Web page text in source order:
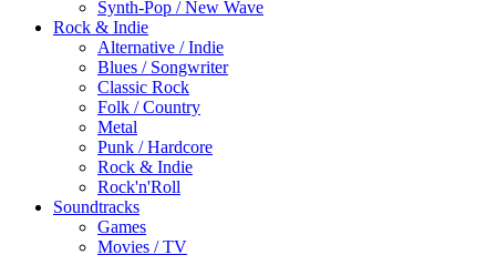
Synth-Pop / New Wave
Rock & Indie
Alternative / Indie
Blues / Songwriter
Classic Rock
Folk / Country
Metal
Punk / Hardcore
Rock & Indie
Rock'n'Roll
Soundtracks
Games
Movies / TV